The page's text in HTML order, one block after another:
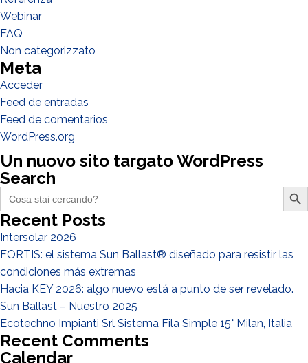
Webinar
FAQ
Non categorizzato
Meta
Acceder
Feed de entradas
Feed de comentarios
WordPress.org
Un nuovo sito targato WordPress
Search
Search
for:
Search Button
Recent Posts
Intersolar 2026
FORTIS: el sistema Sun Ballast® diseñado para resistir las
condiciones más extremas
Hacia KEY 2026: algo nuevo está a punto de ser revelado.
Sun Ballast – Nuestro 2025
Ecotechno Impianti Srl Sistema Fila Simple 15° Milan, Italia
Recent Comments
Calendar